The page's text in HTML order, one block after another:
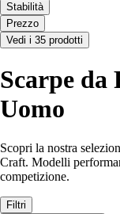
Stabilità
Prezzo
Vedi i 35 prodotti
Scarpe
Uomo
Scopri la nostra
Craft. Modelli
competizione.
Filtri